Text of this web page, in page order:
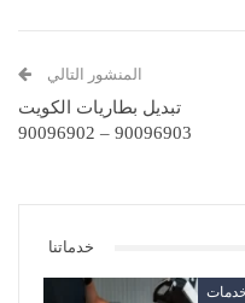
المنشور التالي
تبديل بطاريات الكويت
90096903 – 90096902
خدماتنا